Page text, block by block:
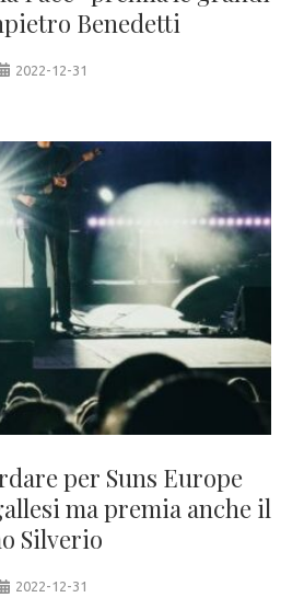
Benedetti
2022-12-31
per Suns Europe
ma premia anche il
Silverio
2022-12-31